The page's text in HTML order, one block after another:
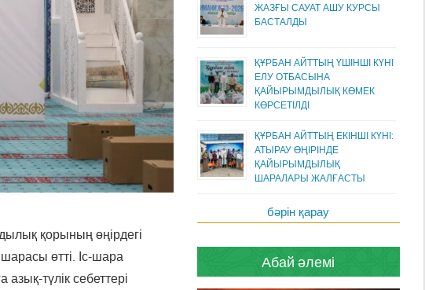
қорының өңірдегі
өтті. Іс-шара
түлік себеттері
ЖАЗҒЫ САУАТ АШУ КУРСЫ
БАСТАЛДЫ
ҚҰРБАН АЙТТЫҢ ҮШІНШІ КҮНІ
ЕЛУ ОТБАСЫНА
ҚАЙЫРЫМДЫЛЫҚ КӨМЕК
КӨРСЕТІЛДІ
ҚҰРБАН АЙТТЫҢ ЕКІНШІ КҮНІ:
АТЫРАУ ӨҢІРІНДЕ
ҚАЙЫРЫМДЫЛЫҚ
ШАРАЛАРЫ ЖАЛҒАСТЫ
бәрін қарау
Абай әлемі